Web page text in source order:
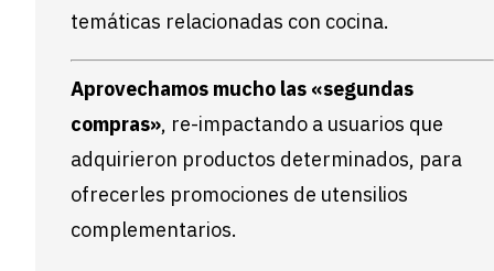
temáticas relacionadas con cocina.
Aprovechamos mucho las «segundas
compras», re-impactando a usuarios que
adquirieron productos determinados, para
ofrecerles promociones de utensilios
complementarios.